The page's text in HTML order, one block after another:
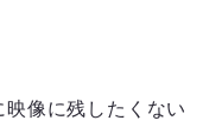
像に残したくない